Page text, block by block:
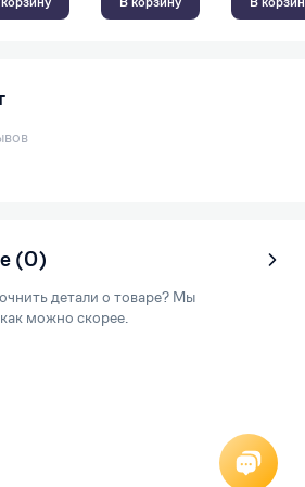
(0)
детали о товаре? Мы
можно скорее.